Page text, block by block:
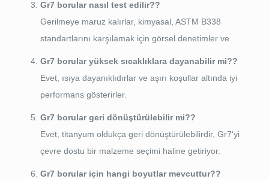
Gr7 borular nasıl test edilir??
Gerilmeye maruz kalırlar, kimyasal, ASTM B338
standartlarını karşılamak için görsel denetimler ve.
Gr7 borular yüksek sıcaklıklara dayanabilir mi??
Evet, ısıya dayanıklıdırlar ve aşırı koşullar altında iyi
performans gösterirler.
Gr7 borular geri dönüştürülebilir mi??
Evet, titanyum oldukça geri dönüştürülebilirdir, Gr7'yi
çevre dostu bir malzeme seçimi haline getiriyor.
Gr7 borular için hangi boyutlar mevcuttur??